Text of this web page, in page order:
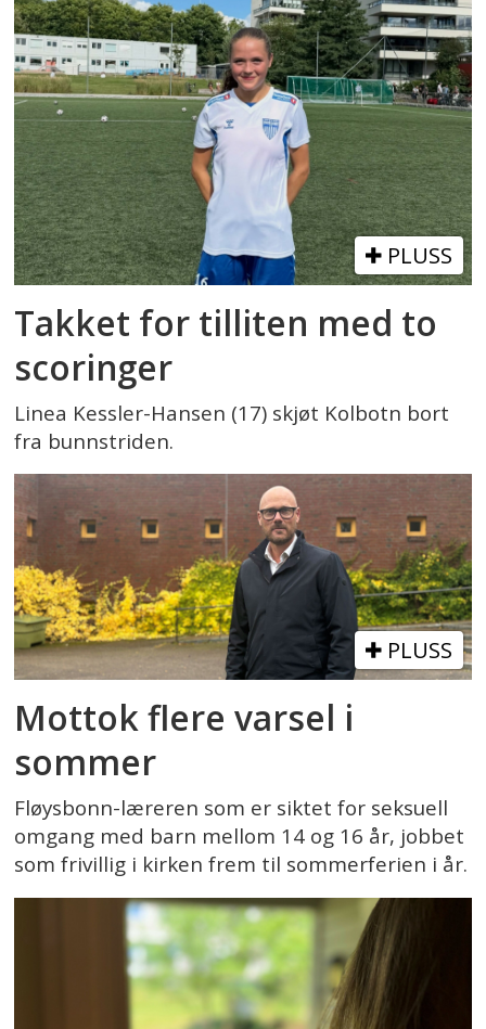
PLUSS
Takket for tilliten med to
scoringer
Linea Kessler-Hansen (17) skjøt Kolbotn bort
fra bunnstriden.
PLUSS
Mottok flere varsel i
sommer
Fløysbonn-læreren som er siktet for seksuell
omgang med barn mellom 14 og 16 år, jobbet
som frivillig i kirken frem til sommerferien i år.